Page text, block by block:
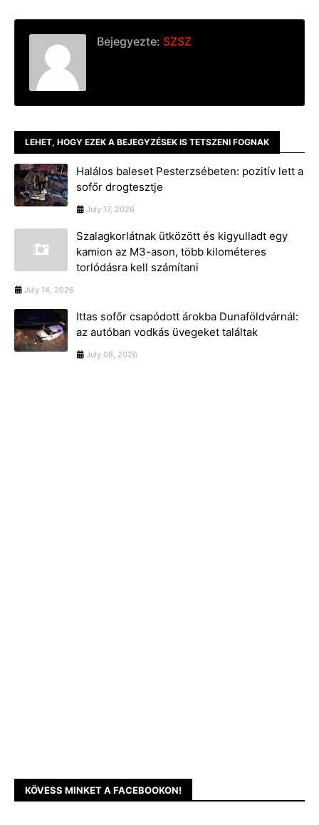
Bejegyezte: SZSZ
LEHET, HOGY EZEK A BEJEGYZÉSEK IS TETSZENI FOGNAK
Halálos baleset Pesterzsébeten: pozitív lett a
sofőr drogtesztje
July 17, 2026
Szalagkorlátnak ütközött és kigyulladt egy
kamion az M3-ason, több kilométeres
torlódásra kell számítani
July 14, 2026
Ittas sofőr csapódott árokba Dunaföldvárnál:
az autóban vodkás üvegeket találtak
July 08, 2026
KÖVESS MINKET A FACEBOOKON!